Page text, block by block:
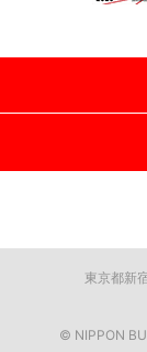
東京都
© NIPPON